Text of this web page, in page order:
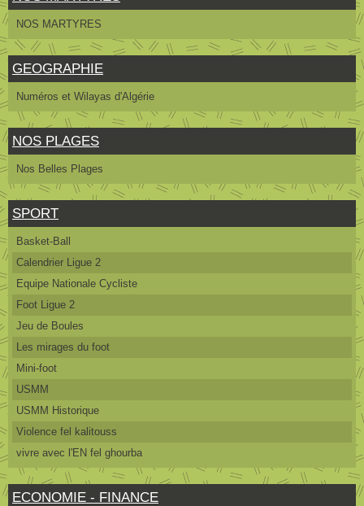
NOS MARTYRES
GEOGRAPHIE
Numéros et Wilayas d'Algérie
NOS PLAGES
Nos Belles Plages
SPORT
Basket-Ball
Calendrier Ligue 2
Equipe Nationale Cycliste
Foot Ligue 2
Jeu de Boules
Les mirages du foot
Mini-foot
USMM
USMM Historique
Violence fel kalitouss
vivre avec l'EN fel ghourba
ECONOMIE - FINANCE